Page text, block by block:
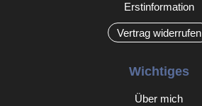
Erstinformation
Vertrag widerrufen
Wichtiges
Über mich